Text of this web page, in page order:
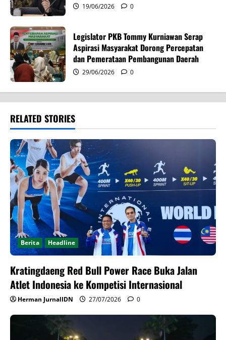
19/06/2026 0
Legislator PKB Tommy Kurniawan Serap
Aspirasi Masyarakat Dorong Percepatan
dan Pemerataan Pembangunan Daerah
29/06/2026 0
RELATED STORIES
Berita Headline
Kratingdaeng Red Bull Power Race Buka Jalan
Atlet Indonesia ke Kompetisi Internasional
Herman JurnalIDN 27/07/2026 0